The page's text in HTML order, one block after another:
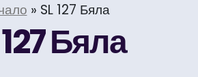
» SL 127 Бяла
Бяла